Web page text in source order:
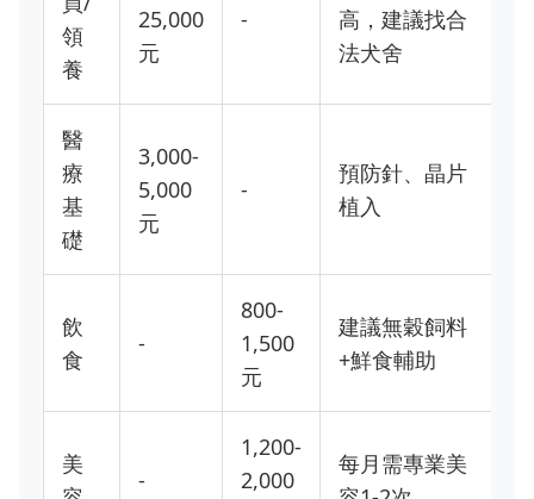
領
養
25,000
元
-
高，建議找合
法犬舍
醫
療
基
礎
3,000-
5,000
元
-
預防針、晶片
植入
飲
食
-
800-
1,500
元
建議無穀飼料
+鮮食輔助
美
-
1,200-
2,000
每月需專業美